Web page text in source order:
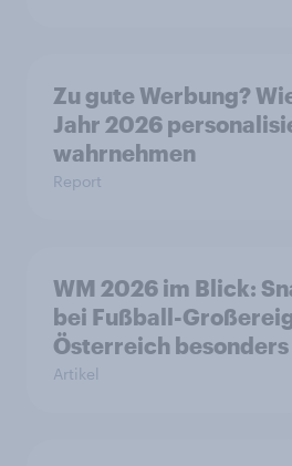
Zu gute Werbung?
Jahr 2026
wahrnehmen
Report
WM 2026 im Blick:
bei Fußball-
Österreich
Artikel